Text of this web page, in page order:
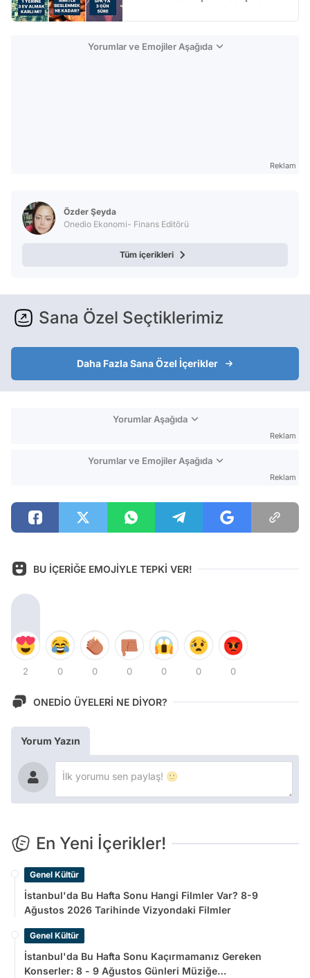
Yorumlar ve Emojiler Aşağıda
Reklam
Özder Şeyda
Onedio Ekonomi- Finans Editörü
Tüm içerikleri
Sana Özel Seçtiklerimiz
Daha Fazla Sana Özel İçerikler
Yorumlar Aşağıda
Reklam
Yorumlar ve Emojiler Aşağıda
Reklam
BU İÇERİĞE EMOJİYLE TEPKİ VER!
2 0 0 0 0 0 0
ONEDİO ÜYELERİ NE DİYOR?
Yorum Yazın
En Yeni İçerikler!
Genel Kültür
İstanbul'da Bu Hafta Sonu Hangi Filmler Var? 8-9
Ağustos 2026 Tarihinde Vizyondaki Filmler
Genel Kültür
İstanbul'da Bu Hafta Sonu Kaçırmamanız Gereken
Konserler: 8 - 9 Ağustos Günleri Müziğe